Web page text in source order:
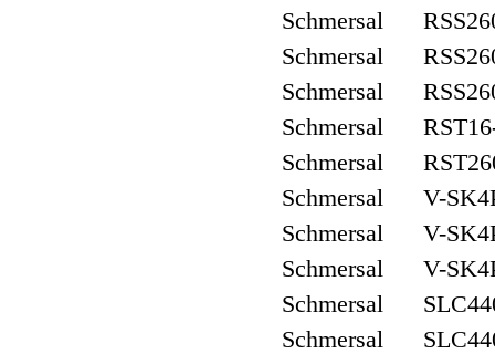
Schmersal
Schmersal
Schmersal
Schmersal
Schmersal
Schmersal V-
Schmersal V-
Schmersal V-
Schmersal
Schmersal